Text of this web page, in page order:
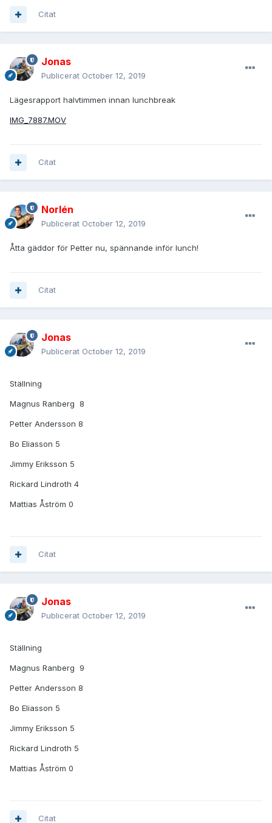
Citat
Jonas
Publicerat October 12, 2019
Lägesrapport halvtimmen innan lunchbreak
IMG_7887.MOV
Citat
Norlén
Publicerat October 12, 2019
Åtta gäddor för Petter nu, spännande inför lunch!
Citat
Jonas
Publicerat October 12, 2019
Ställning
Magnus Ranberg 8
Petter Andersson 8
Bo Eliasson 5
Jimmy Eriksson 5
Rickard Lindroth 4
Mattias Åström 0
Citat
Jonas
Publicerat October 12, 2019
Ställning
Magnus Ranberg 9
Petter Andersson 8
Bo Eliasson 5
Jimmy Eriksson 5
Rickard Lindroth 5
Mattias Åström 0
Citat